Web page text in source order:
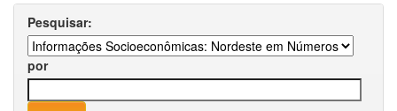
Pesquisar:
por